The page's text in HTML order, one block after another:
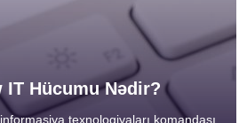
IT Hücumu Nədir?
texnologiyaları komandası